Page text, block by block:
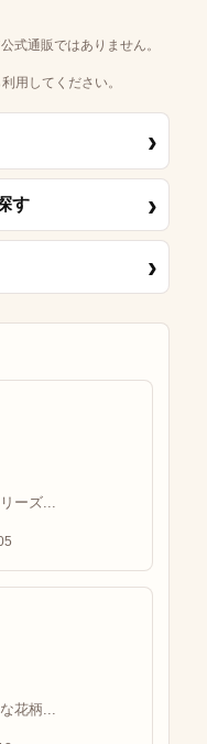
式通販ではありません。
用してください。
›
す ›
›
ーズ...
花柄...